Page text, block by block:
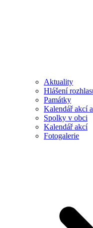
Aktuality
Hlášení
Památky
Kalendář akcí
Spolky v obci
Kalendář akcí
Fotogalerie